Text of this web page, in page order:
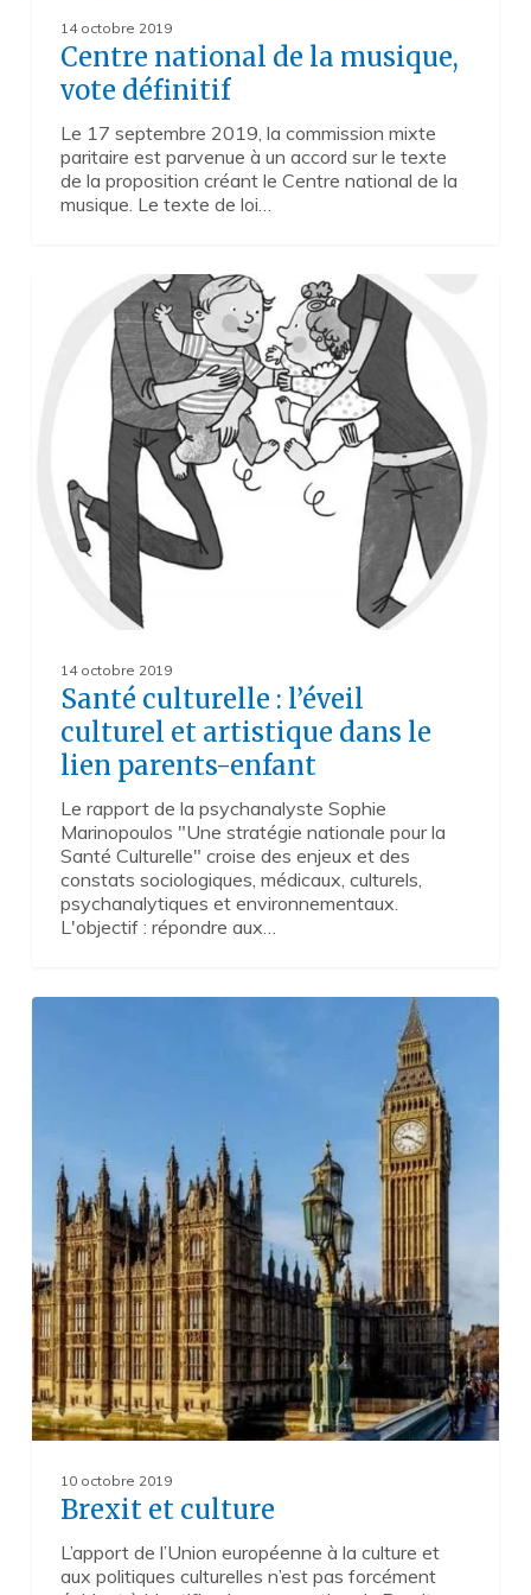
14 octobre 2019
Centre national de la musique,
vote définitif
Le 17 septembre 2019, la commission mixte
paritaire est parvenue à un accord sur le texte
de la proposition créant le Centre national de la
musique. Le texte de loi…
parents-
enfant
14 octobre 2019
Santé culturelle : l’éveil
culturel et artistique dans le
lien parents-enfant
Le rapport de la psychanalyste Sophie
Marinopoulos "Une stratégie nationale pour la
Santé Culturelle" croise des enjeux et des
constats sociologiques, médicaux, culturels,
psychanalytiques et environnementaux.
L'objectif : répondre aux…
0
Brexit
10 octobre 2019
Brexit et culture
L’apport de l’Union européenne à la culture et
aux politiques culturelles n’est pas forcément